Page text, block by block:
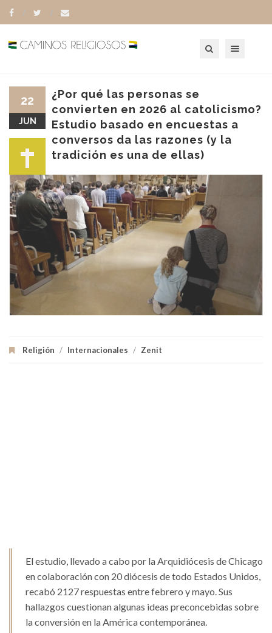
¿Por qué las personas se
convierten en 2026 al catolicismo?
Estudio basado en encuestas a
conversos da las razones (y la
tradición es una de ellas)
Religión / Internacionales / Zenit
22
JUN
El estudio, llevado a cabo por la Arquidiócesis de Chicago
en colaboración con 20 diócesis de todo Estados Unidos,
recabó 2127 respuestas entre febrero y mayo. Sus
hallazgos cuestionan algunas ideas preconcebidas sobre
la conversión en la América contemporánea.